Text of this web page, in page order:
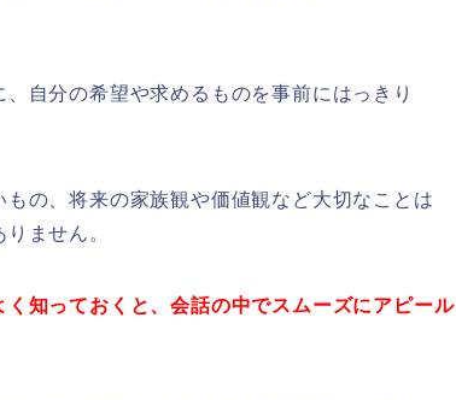
自分の希望や求めるものを事前にはっきり
の、将来の家族観や価値観など大切なことは
ません。
知っておくと、会話の中でスムーズにアピール